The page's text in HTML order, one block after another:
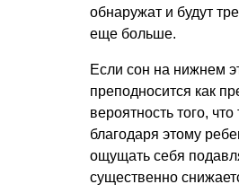
обнаружат и будут
еще больше.
Если сон на нижнем
преподносится как
вероятность того, что
благодаря этому
ощущать себя
существенно